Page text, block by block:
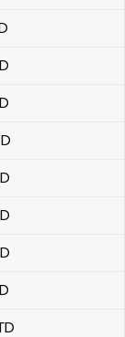
táblázat